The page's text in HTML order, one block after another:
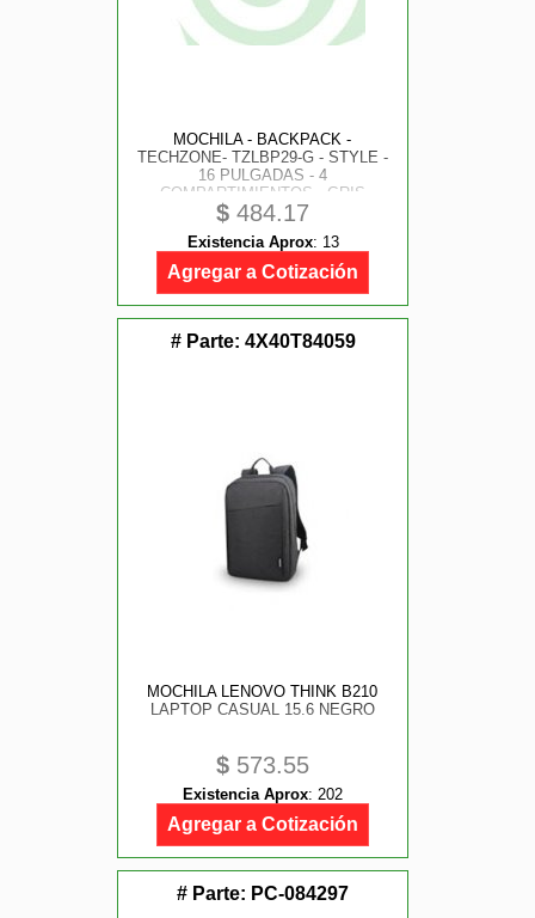
MOCHILA - BACKPACK -
TECHZONE- TZLBP29-G - STYLE -
16 PULGADAS - 4
COMPARTIMIENTOS - GRIS
$ 484.17
Existencia Aprox: 13
Agregar a Cotización
# Parte: 4X40T84059
MOCHILA LENOVO THINK B210
LAPTOP CASUAL 15.6 NEGRO
$ 573.55
Existencia Aprox: 202
Agregar a Cotización
# Parte: PC-084297